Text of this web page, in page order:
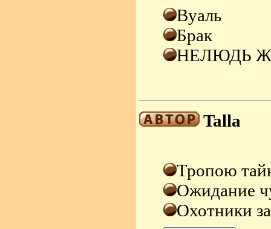
Вуаль
Брак
НЕЛЮДЬ
Talla
Тропою
Ожидание
Охотники